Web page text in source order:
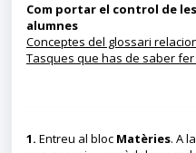
Com portar el control de
alumnes
Conceptes del glossari
Tasques que has de saber
1. Entreu al bloc Matèries. A